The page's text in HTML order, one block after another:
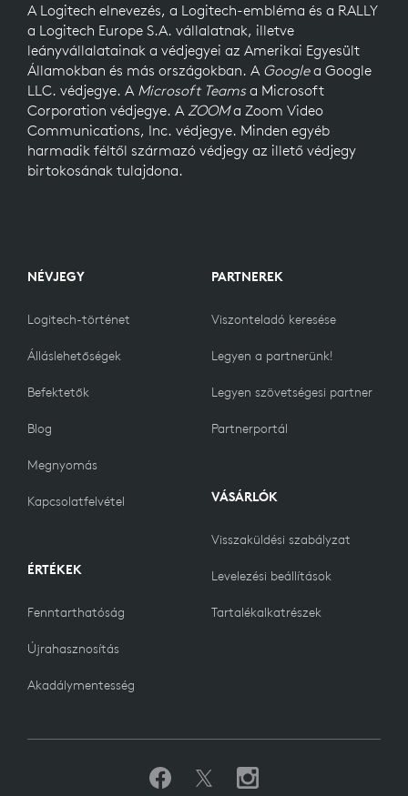
A Logitech elnevezés, a Logitech-embléma és a RALLY
a Logitech Europe S.A. vállalatnak, illetve
leányvállalatainak a védjegyei az Amerikai Egyesült
Államokban és más országokban. A Googlea Google
LLC. védjegye. A Microsoft Teamsa Microsoft
Corporation védjegye. AZOOMa Zoom Video
Communications, Inc. védjegye. Minden egyéb
harmadik féltől származó védjegy az illető védjegy
birtokosának tulajdona.
NÉVJEGY
Logitech-történet
Álláslehetőségek
Befektetők
Blog
Megnyomás
Kapcsolatfelvétel
ÉRTÉKEK
Fenntarthatóság
Újrahasznosítás
Akadálymentesség
PARTNEREK
Viszonteladó keresése
Legyen a partnerünk!
Legyen szövetségesi partner
Partnerportál
VÁSÁRLÓK
Visszaküldési szabályzat
Levelezési beállítások
Tartalékalkatrészek